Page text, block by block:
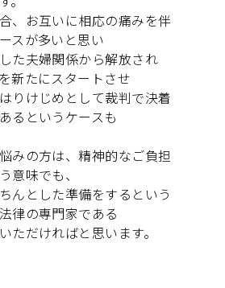
、お互いに相応の痛みを伴
スが多いと思い
た夫婦関係から解放され
新たにスタートさせ
りけじめとして裁判で決着
るというケースも
みの方は、精神的なご負担
意味でも、
んとした準備をするという
律の専門家である
ただければと思います。